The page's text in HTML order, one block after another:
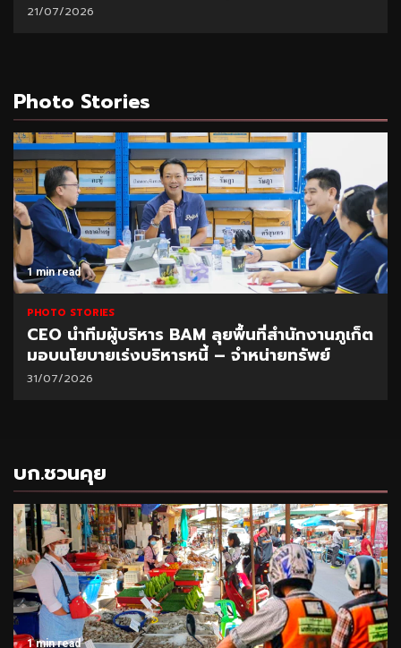
21/07/2026
Photo Stories
1 min read
PHOTO STORIES
CEO นำทีมผู้บริหาร BAM ลุยพื้นที่สำนักงานภูเก็ต
มอบนโยบายเร่งบริหารหนี้ – จำหน่ายทรัพย์
31/07/2026
บก.ชวนคุย
1 min read